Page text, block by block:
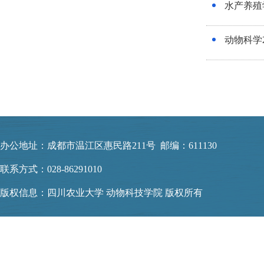
水产养
动物科学
办公地址：成都市温江区惠民路211号 邮编：611130
联系方式：028-86291010
版权信息：四川农业大学 动物科技学院 版权所有